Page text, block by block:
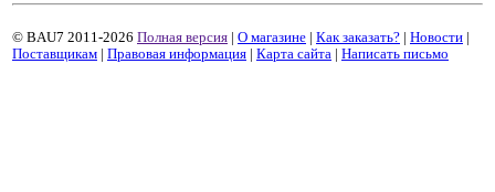
© BAU7 2011-2026 Полная версия | О магазине | Как заказать? | Новости |
Поставщикам | Правовая информация | Карта сайта | Написать письмо